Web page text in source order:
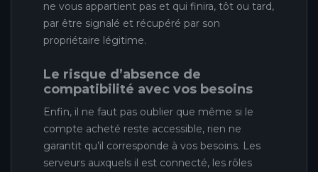
ne vous appartient pas et qui finira, tôt ou tard,
par être signalé et récupéré par son
propriétaire légitime.
Le risque d’absence de
compatibilité avec vos besoins
Enfin, il ne faut pas oublier que même si le
compte acheté reste accessible, rien ne
garantit qu’il corresponde à vos besoins. Les
serveurs auxquels il est connecté, les rôles